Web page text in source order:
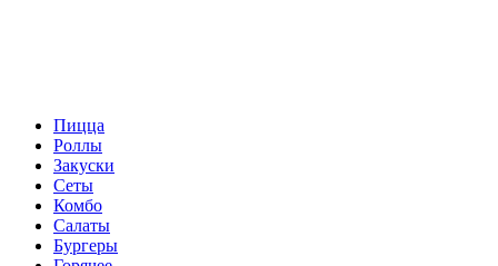
Пицца
Роллы
Закуски
Сеты
Комбо
Салаты
Бургеры